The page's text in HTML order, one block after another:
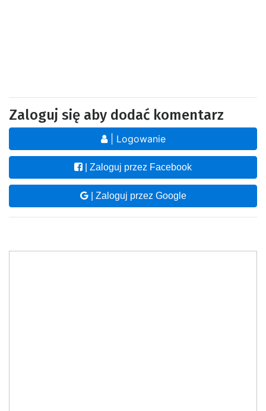
Zaloguj się aby dodać komentarz
| Logowanie
| Zaloguj przez Facebook
| Zaloguj przez Google